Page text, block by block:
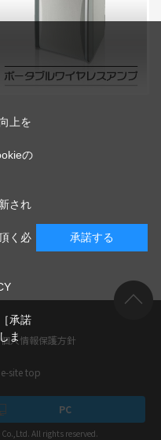
個人情報保護方針
e-site top
PC
All rights reserved.
上を
の
され
く必
承諾
ま
承諾する